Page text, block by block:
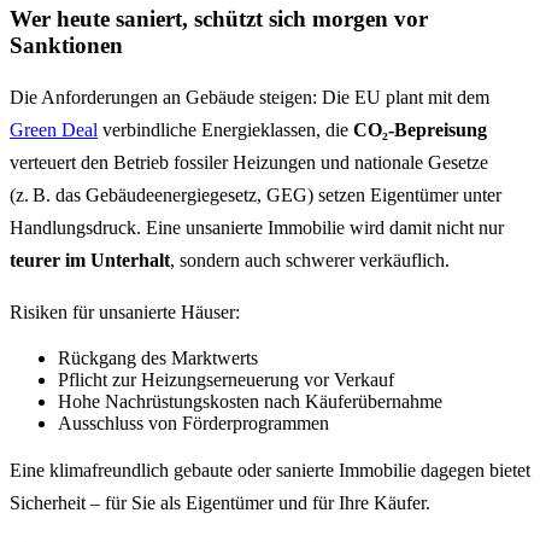
Wer heute saniert, schützt sich morgen vor
Sanktionen
Die Anforderungen an Gebäude steigen: Die EU plant mit dem
Green Deal verbindliche Energieklassen, die CO₂-Bepreisung
verteuert den Betrieb fossiler Heizungen und nationale Gesetze
(z. B. das Gebäudeenergiegesetz, GEG) setzen Eigentümer unter
Handlungsdruck. Eine unsanierte Immobilie wird damit nicht nur
teurer im Unterhalt, sondern auch schwerer verkäuflich.
Risiken für unsanierte Häuser:
Rückgang des Marktwerts
Pflicht zur Heizungserneuerung vor Verkauf
Hohe Nachrüstungskosten nach Käuferübernahme
Ausschluss von Förderprogrammen
Eine klimafreundlich gebaute oder sanierte Immobilie dagegen bietet
Sicherheit – für Sie als Eigentümer und für Ihre Käufer.